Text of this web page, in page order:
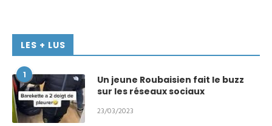
LES + LUS
1
Un jeune Roubaisien fait le buzz
sur les réseaux sociaux
23/03/2023